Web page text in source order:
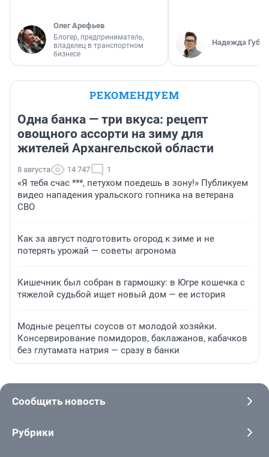
Олег Арефьев
Блогер, предприниматель,
владелец в транспортном
бизнесе
Надежда
РЕКОМЕНДУЕМ
Одна банка — три вкуса: рецепт
овощного ассорти на зиму для
жителей Архангельской области
8 августа 14 747 1
«Я тебя счас ***, петухом поедешь в зону!» Публикуем
видео нападения уральского гопника на ветерана
СВО
Как за август подготовить огород к зиме и не
потерять урожай — советы агронома
Кишечник был собран в гармошку: в Югре кошечка с
тяжелой судьбой ищет новый дом — ее история
Модные рецепты соусов от молодой хозяйки.
Консервирование помидоров, баклажанов, кабачков
без глутамата натрия — сразу в банки
Сообщить новость
Рубрики